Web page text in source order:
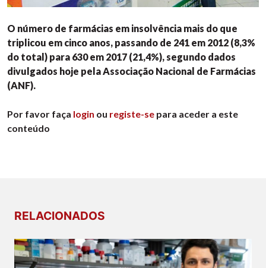
O número de farmácias em insolvência mais do que
triplicou em cinco anos, passando de 241 em 2012 (8,3%
do total) para 630 em 2017 (21,4%), segundo dados
divulgados hoje pela Associação Nacional de Farmácias
(ANF).
Por favor faça login ou registe-se para aceder a este
conteúdo
RELACIONADOS